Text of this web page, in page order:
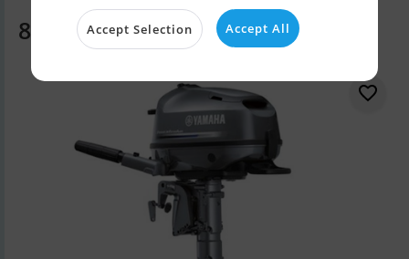
8.699 DKKAccept Selection Accept All